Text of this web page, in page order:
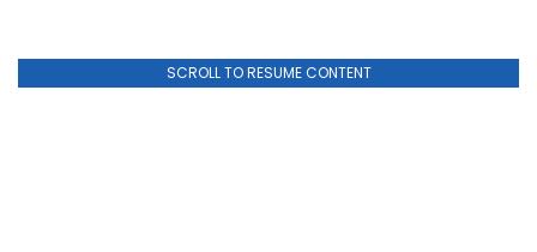
SCROLL TO RESUME CONTENT